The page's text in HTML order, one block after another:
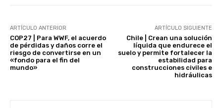
ARTÍCULO ANTERIOR
COP27 | Para WWF, el acuerdo
de pérdidas y daños corre el
riesgo de convertirse en un
«fondo para el fin del
mundo»
ARTÍCULO SIGUIENTE
Chile | Crean una solución
líquida que endurece el
suelo y permite fortalecer la
estabilidad para
construcciones civiles e
hidráulicas